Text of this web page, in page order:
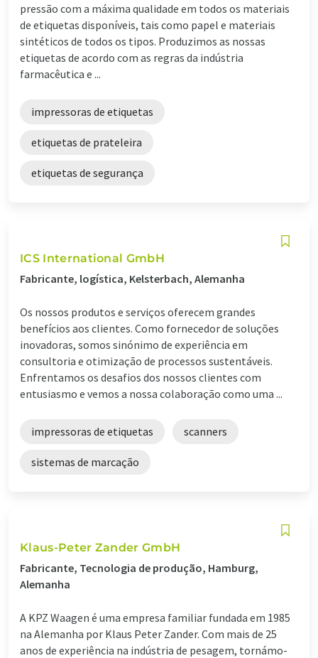
pressão com a máxima qualidade em todos os materiais
de etiquetas disponíveis, tais como papel e materiais
sintéticos de todos os tipos. Produzimos as nossas
etiquetas de acordo com as regras da indústria
farmacêutica e ...
impressoras de etiquetas
etiquetas de prateleira
etiquetas de segurança
ICS International GmbH
Fabricante, logística, Kelsterbach, Alemanha
Os nossos produtos e serviços oferecem grandes
benefícios aos clientes. Como fornecedor de soluções
inovadoras, somos sinónimo de experiência em
consultoria e otimização de processos sustentáveis.
Enfrentamos os desafios dos nossos clientes com
entusiasmo e vemos a nossa colaboração como uma ...
impressoras de etiquetas scanners
sistemas de marcação
Klaus-Peter Zander GmbH
Fabricante, Tecnologia de produção, Hamburg,
Alemanha
A KPZ Waagen é uma empresa familiar fundada em 1985
na Alemanha por Klaus Peter Zander. Com mais de 25
anos de experiência na indústria de pesagem, tornámo-